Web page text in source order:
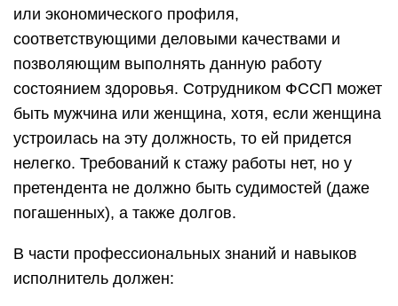
или экономического профиля,
соответствующими деловыми качествами и
позволяющим выполнять данную работу
состоянием здоровья. Сотрудником ФССП может
быть мужчина или женщина, хотя, если женщина
устроилась на эту должность, то ей придется
нелегко. Требований к стажу работы нет, но у
претендента не должно быть судимостей (даже
погашенных), а также долгов.
В части профессиональных знаний и навыков
исполнитель должен: